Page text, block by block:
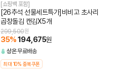
[쇼핑백 포함]
[26추석 선물세트특가]비비고 초사리
곱창돌김 캔김X5개
299,500원
35%194,675원
상온무료배송
최대 10% 중복쿠폰